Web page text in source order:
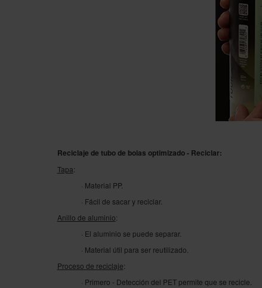
Reciclaje de tubo de bolas optimizado - Reciclar:
Tapa:
· Material PP.
· Fácil de sacar y reciclar.
Anillo de aluminio:
· El aluminio se puede separar.
· Material útil para ser reutilizado.
Proceso de reciclaje:
· Primero - Detección del PET permite que se recicle.